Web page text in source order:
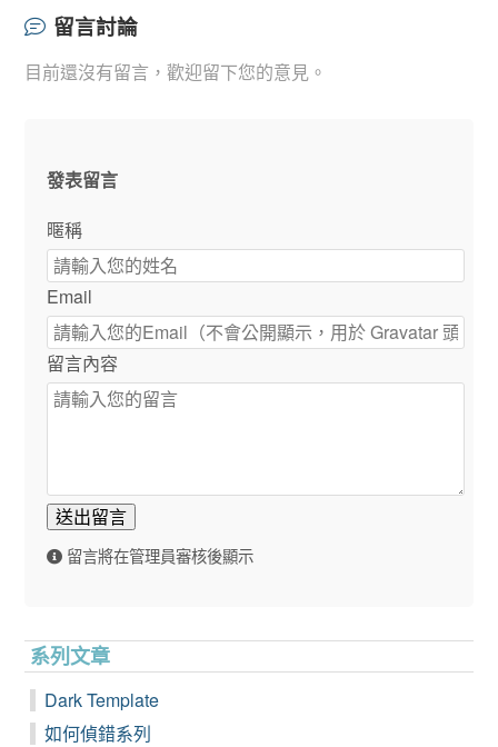
留言討論
目前還沒有留言，歡迎留下您的意見。
發表留言
暱稱
Email
留言內容
送出留言
留言將在管理員審核後顯示
系列文章
Dark Template
如何偵錯系列